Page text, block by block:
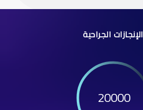
الإنجازات الجراحية
20000